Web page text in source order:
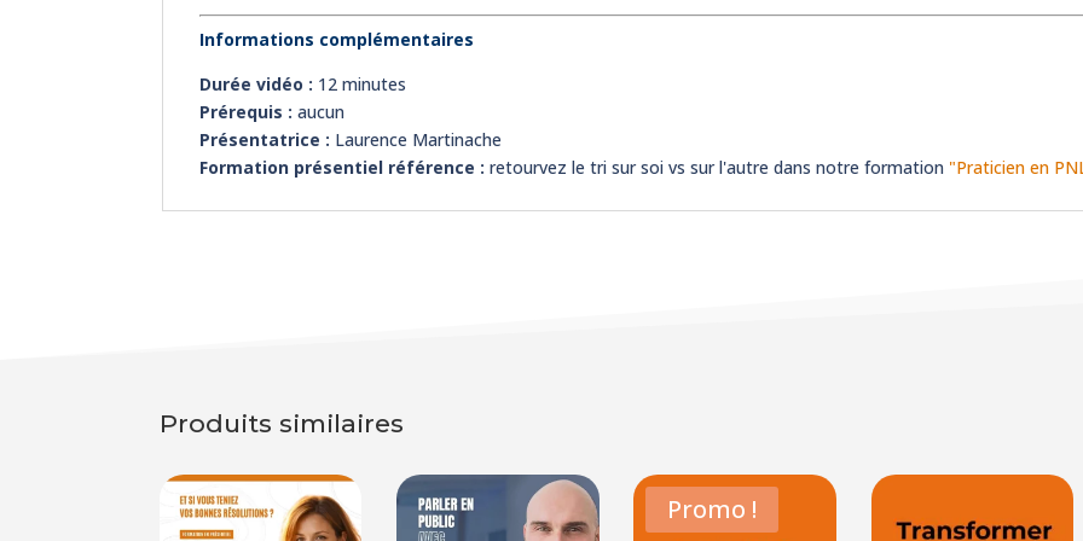
Informations complémentaires
Durée vidéo : 12 minutes
Prérequis : aucun
Présentatrice : Laurence Martinache
Formation présentiel référence :retourvez le tri sur soi vs sur l'autre dans notre formation "Praticien en
Produits similaires
Promo !